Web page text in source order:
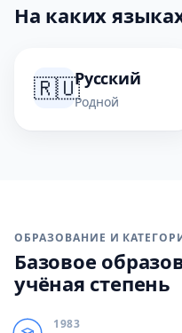
На каких
🇷🇺Русский
Родной
ОБРАЗОВАНИЕ И
Базовое
учёная степень
1983